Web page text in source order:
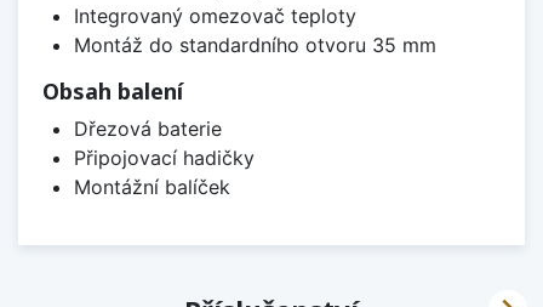
Integrovaný omezovač teploty
Montáž do standardního otvoru 35 mm
Obsah balení
Dřezová baterie
Připojovací hadičky
Montážní balíček